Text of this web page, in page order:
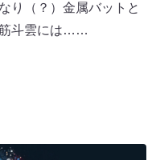
り（？）金属バットと
筋斗雲には……